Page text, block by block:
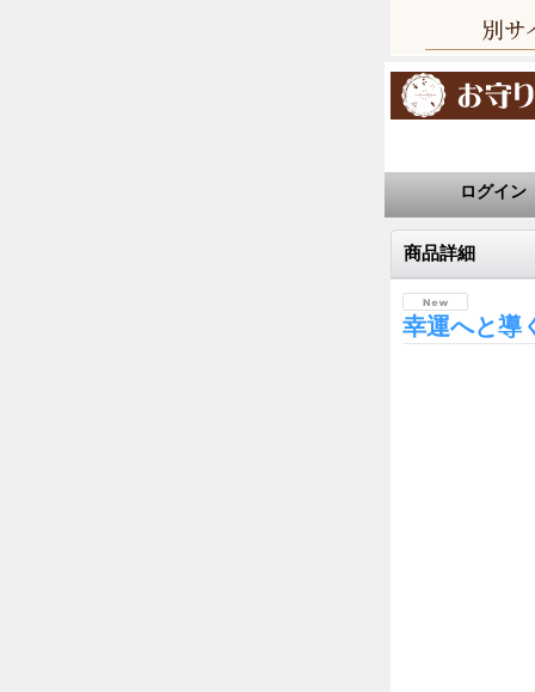
ログイン
商品詳細
幸運へと導